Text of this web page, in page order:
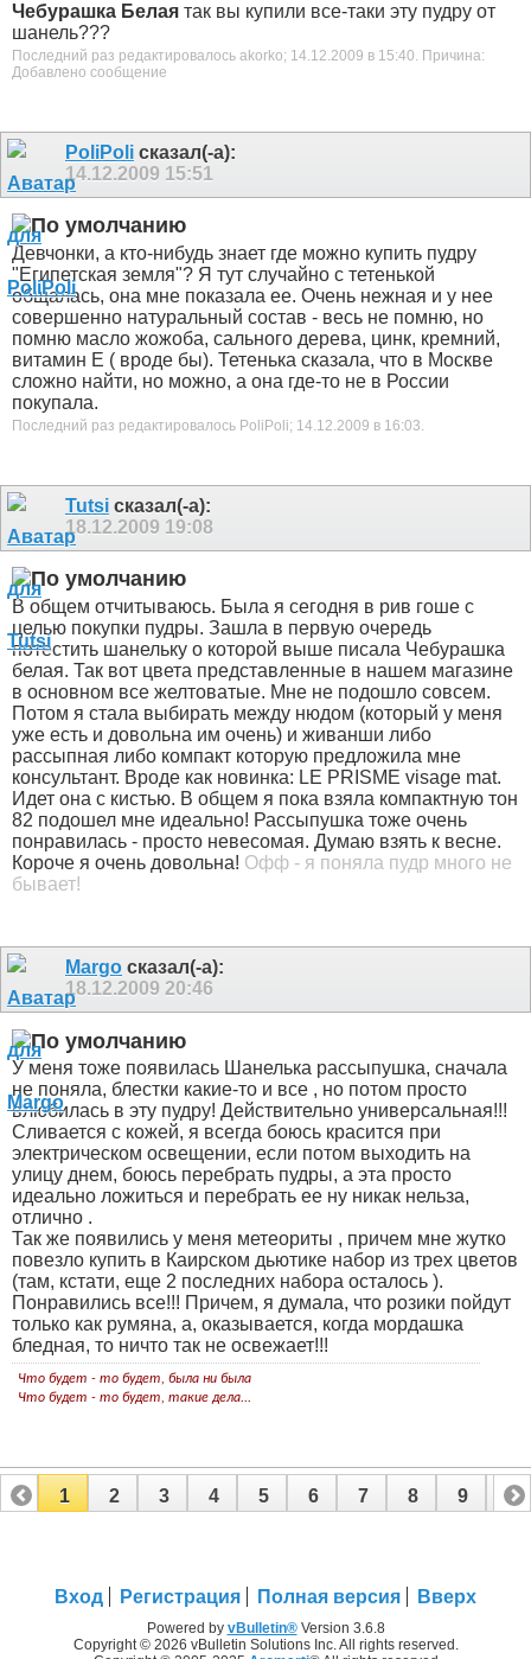
Чебурашка Белая так вы купили все-таки эту пудру от
шанель???
Последний раз редактировалось akorko; 14.12.2009 в 15:40. Причина:
Добавлено сообщение
PoliPoli сказал(-а):
14.12.2009 15:51
Девчонки, а кто-нибудь знает где можно купить пудру
"Египетская земля"? Я тут случайно с тетенькой
общалась, она мне показала ее. Очень нежная и у нее
совершенно натуральный состав - весь не помню, но
помню масло жожоба, сального дерева, цинк, кремний,
витамин Е ( вроде бы). Тетенька сказала, что в Москве
сложно найти, но можно, а она где-то не в России
покупала.
Последний раз редактировалось PoliPoli; 14.12.2009 в 16:03.
Tutsi сказал(-а):
18.12.2009 19:08
В общем отчитываюсь. Была я сегодня в рив гоше с
целью покупки пудры. Зашла в первую очередь
потестить шанельку о которой выше писала Чебурашка
белая. Так вот цвета представленные в нашем магазине
в основном все желтоватые. Мне не подошло совсем.
Потом я стала выбирать между нюдом (который у меня
уже есть и довольна им очень) и живанши либо
рассыпная либо компакт которую предложила мне
консультант. Вроде как новинка: LE PRISME visage mat.
Идет она с кистью. В общем я пока взяла компактную тон
82 подошел мне идеально! Рассыпушка тоже очень
понравилась - просто невесомая. Думаю взять к весне.
Короче я очень довольна! Офф - я поняла пудр много не
бывает!
Margo сказал(-а):
18.12.2009 20:46
У меня тоже появилась Шанелька рассыпушка, сначала
не поняла, блестки какие-то и все , но потом просто
влюбилась в эту пудру! Действительно универсальная!!!
Сливается с кожей, я всегда боюсь красится при
электрическом освещении, если потом выходить на
улицу днем, боюсь перебрать пудры, а эта просто
идеально ложиться и перебрать ее ну никак нельза,
отлично .
Так же появились у меня метеориты , причем мне жутко
повезло купить в Каирском дьютике набор из трех цветов
(там, кстати, еще 2 последних набора осталось ).
Понравились все!!! Причем, я думала, что розики пойдут
только как румяна, а, оказывается, когда мордашка
бледная, то ничто так не освежает!!!
Что будет - то будет, была ни была
Что будет - то будет, такие дела...
1 2 3 4 5 6 7 8 9 10
Вход Регистрация Полная версия Вверх
Powered by vBulletin®Version 3.6.8
Copyright © 2026 vBulletin Solutions Inc. All rights reserved.